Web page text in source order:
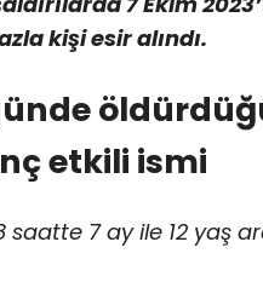
kişi esir alındı.
etkili ismi
saatte 7 ay ile 12 yaş